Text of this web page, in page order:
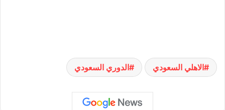
الاهلي السعودي الدوري السعودي